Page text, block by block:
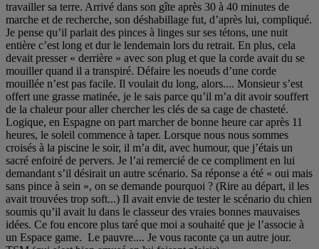
travailler sa terre. Arrivé dans son gîte après 30 à 40 minutes de
marche et de recherche, son déshabillage fut, d’après lui, compliqué.
Je pense qu’il parlait des pinces à linges sur ses tétons, une nuit
entière c’est long et dur le lendemain lors du retrait. En plus, cela
devait presser « derrière » avec son plug et que la corde avait du se
mouiller quand il a transpiré. Défaire les noeuds d’une corde
mouillée n’est pas facile. Il voulait du long, alors.... Monsieur s’est
offert une grasse matinée, je le sais parce qu’il m’a dit avoir souffert
de la chaleur pour aller chercher les clés de sa cage de chasteté.
Logique, en Espagne on part marcher de bonne heure car après 11
heures, le soleil commence à taper. Lorsque nous nous sommes
croisés à la piscine le soir, il m’a dit, avec humour, que j’étais un
sacré enfoiré de pervers. Je l’ai remercié de ce compliment en lui
demandant s’il désirait un autre scénario. Sa réponse a été « oui mais
sans pince à sein », on se demande pourquoi ? (Rire au départ, il les
avait trouvées trop soft...) Il avait envie de tester le scénario du chien
soumis qu’il avait lu dans le classeur des vraies bonnes mauvaises
idées. Ce fou encore plus taré que moi a souhaité que je l’associe à
un Espace game. Le pauvre.... Je vous raconte ça un autre jour.